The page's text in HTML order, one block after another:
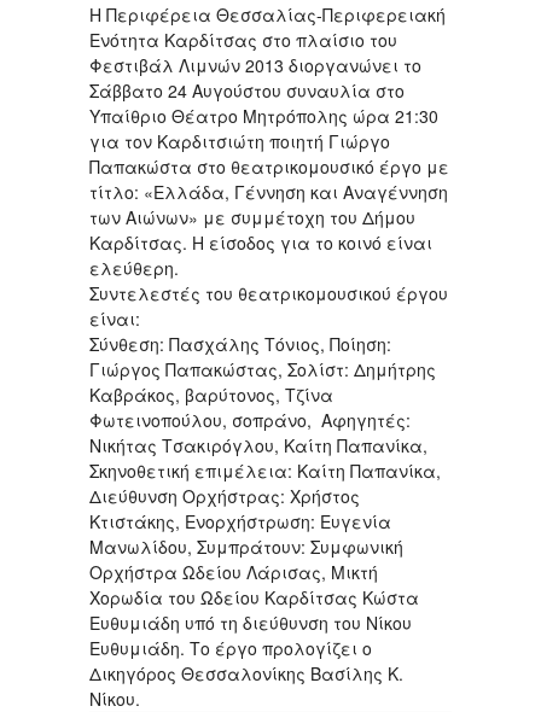
Η Περιφέρεια Θεσσαλίας-Περιφερειακή
Ενότητα Καρδίτσας στο πλαίσιο του
Φεστιβάλ Λιμνών 2013 διοργανώνει το
Σάββατο 24 Αυγούστου συναυλία στο
Υπαίθριο Θέατρο Μητρόπολης ώρα 21:30
για τον Καρδιτσιώτη ποιητή Γιώργο
Παπακώστα στο θεατρικομουσικό έργο με
τίτλο: «Ελλάδα, Γέννηση και Αναγέννηση
των Αιώνων» με συμμέτοχη του Δήμου
Καρδίτσας. Η είσοδος για το κοινό είναι
ελεύθερη.
Συντελεστές του θεατρικομουσικού έργου
είναι:
Σύνθεση: Πασχάλης Τόνιος, Ποίηση:
Γιώργος Παπακώστας, Σολίστ: Δημήτρης
Καβράκος, βαρύτονος, Τζίνα
Φωτεινοπούλου, σοπράνο, Αφηγητές:
Νικήτας Τσακιρόγλου, Καίτη Παπανίκα,
Σκηνοθετική επιμέλεια: Καίτη Παπανίκα,
Διεύθυνση Ορχήστρας: Χρήστος
Κτιστάκης, Ενορχήστρωση: Ευγενία
Μανωλίδου, Συμπράτουν: Συμφωνική
Ορχήστρα Ωδείου Λάρισας, Μικτή
Χορωδία του Ωδείου Καρδίτσας Κώστα
Ευθυμιάδη υπό τη διεύθυνση του Νίκου
Ευθυμιάδη. Το έργο προλογίζει ο
Δικηγόρος Θεσσαλονίκης Βασίλης Κ.
Νίκου.